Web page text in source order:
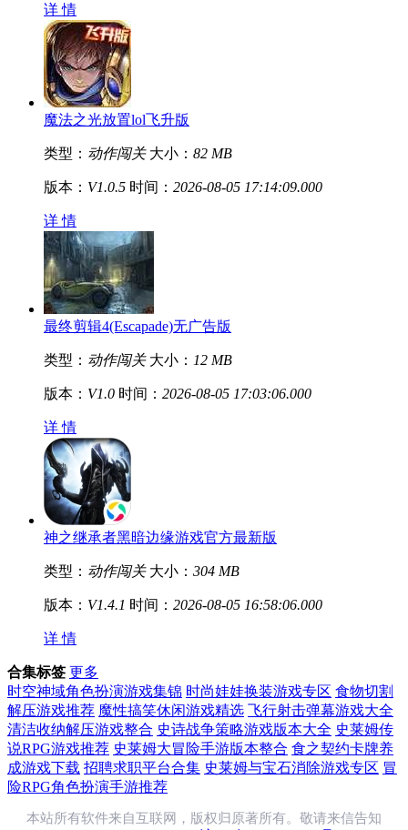
详 情
魔法之光放置lol飞升版
类型： 动作闯关 大小： 82 MB
版本： V1.0.5 时间： 2026-08-05 17:14:09.000
详 情
最终剪辑4(Escapade)无广告版
类型： 动作闯关 大小： 12 MB
版本： V1.0 时间： 2026-08-05 17:03:06.000
详 情
神之继承者黑暗边缘游戏官方最新版
类型： 动作闯关 大小： 304 MB
版本： V1.4.1 时间： 2026-08-05 16:58:06.000
详 情
合集标签 更多
时空神域角色扮演游戏集锦 时尚娃娃换装游戏专区 食物切割
解压游戏推荐 魔性搞笑休闲游戏精选 飞行射击弹幕游戏大全
清洁收纳解压游戏整合 史诗战争策略游戏版本大全 史莱姆传
说RPG游戏推荐 史莱姆大冒险手游版本整合 食之契约卡牌养
成游戏下载 招聘求职平台合集 史莱姆与宝石消除游戏专区 冒
险RPG角色扮演手游推荐
本站所有软件来自互联网，版权归原著所有。敬请来信告知